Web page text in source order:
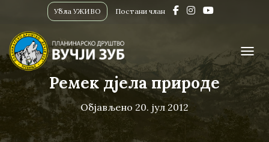
Убла УЖИВО Постани члан
Ремек дјела природе
Објављено 20. јул 2012